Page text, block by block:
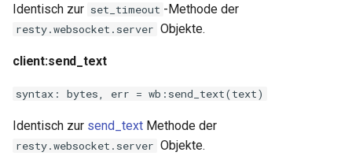
Identisch zur set_timeout -Methode der
resty.websocket.server Objekte.
client:send_text
syntax: bytes, err = wb:send_text(text)
Identisch zur send_text Methode der
resty.websocket.server Objekte.